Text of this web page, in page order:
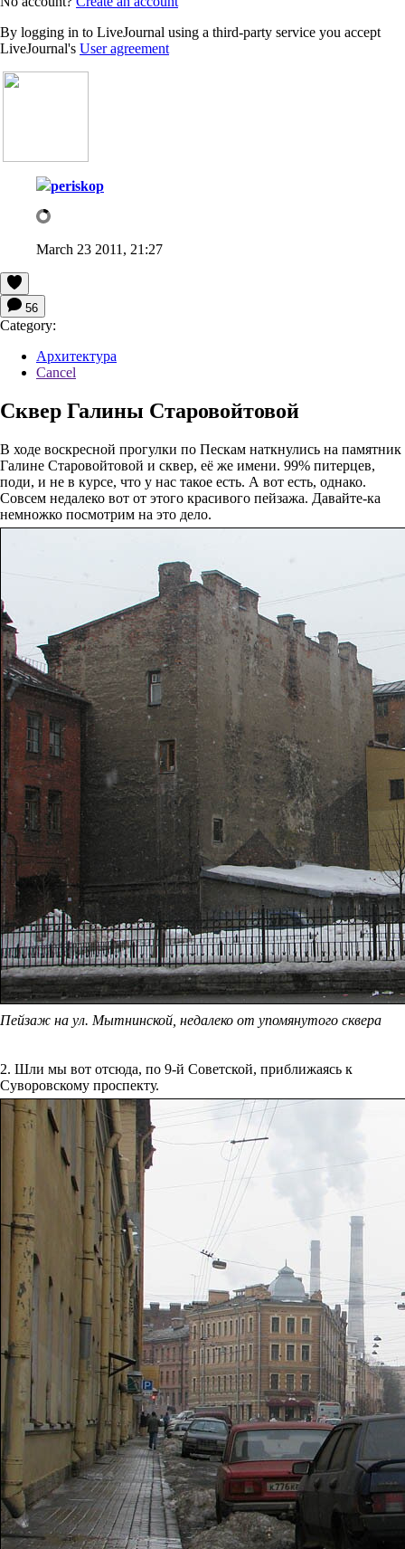
By logging in to LiveJournal using a third-party service you accept
LiveJournal's User agreement
periskop
March 23 2011, 21:27
56
Category:
Архитектура
Cancel
Сквер Галины Старовойтовой
В ходе воскресной прогулки по Пескам наткнулись на памятник
Галине Старовойтовой и сквер, её же имени. 99% питерцев,
поди, и не в курсе, что у нас такое есть. А вот есть, однако.
Совсем недалеко вот от этого красивого пейзажа. Давайте-ка
немножко посмотрим на это дело.
Пейзаж на ул. Мытнинской, недалеко от упомянутого сквера
2. Шли мы вот отсюда, по 9-й Советской, приближаясь к
Суворовскому проспекту.